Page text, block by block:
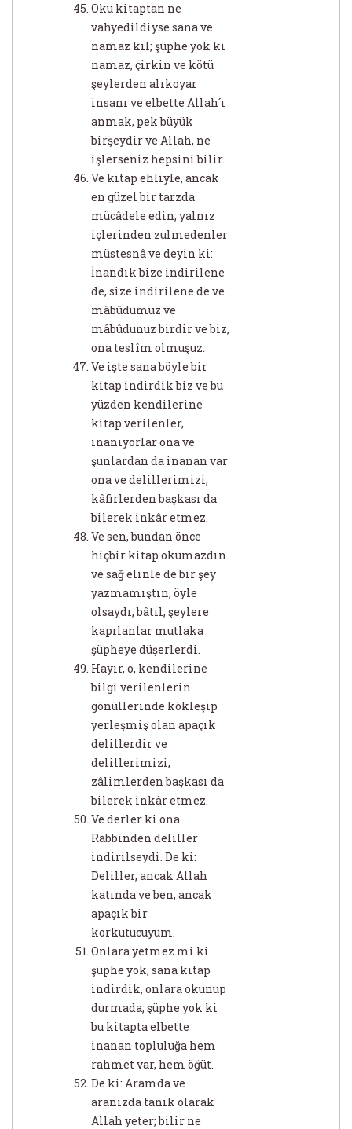
Oku kitaptan ne
vahyedildiyse sana ve
namaz kıl; şüphe yok ki
namaz, çirkin ve kötü
şeylerden alıkoyar
insanı ve elbette Allah´ı
anmak, pek büyük
birşeydir ve Allah, ne
işlerseniz hepsini bilir.
Ve kitap ehliyle, ancak
en güzel bir tarzda
mücâdele edin; yalnız
içlerinden zulmedenler
müstesnâ ve deyin ki:
İnandık bize indirilene
de, size indirilene de ve
mâbûdumuz ve
mâbûdunuz birdir ve biz,
ona teslîm olmuşuz.
Ve işte sana böyle bir
kitap indirdik biz ve bu
yüzden kendilerine
kitap verilenler,
inanıyorlar ona ve
şunlardan da inanan var
ona ve delillerimizi,
kâfirlerden başkası da
bilerek inkâr etmez.
Ve sen, bundan önce
hiçbir kitap okumazdın
ve sağ elinle de bir şey
yazmamıştın, öyle
olsaydı, bâtıl, şeylere
kapılanlar mutlaka
şüpheye düşerlerdi.
Hayır, o, kendilerine
bilgi verilenlerin
gönüllerinde kökleşip
yerleşmiş olan apaçık
delillerdir ve
delillerimizi,
zâlimlerden başkası da
bilerek inkâr etmez.
Ve derler ki ona
Rabbinden deliller
indirilseydi. De ki:
Deliller, ancak Allah
katında ve ben, ancak
apaçık bir
korkutucuyum.
Onlara yetmez mi ki
şüphe yok, sana kitap
indirdik, onlara okunup
durmada; şüphe yok ki
bu kitapta elbette
inanan topluluğa hem
rahmet var, hem öğüt.
De ki: Aramda ve
aranızda tanık olarak
Allah yeter; bilir ne